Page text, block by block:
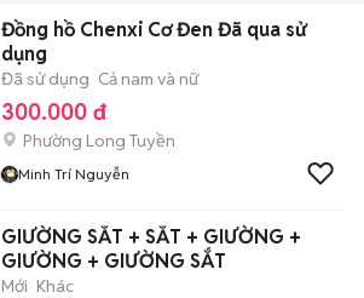
Đồng hồ Chenxi Cơ Đen Đã qua sử
dụng
Đã sử dụng Cả nam và nữ
300.000 đ
Phường Long Tuyền
Minh Trí Nguyễn
GIƯỜNG SẮT + SẮT + GIƯỜNG +
GIƯỜNG + GIƯỜNG SẮT
Mới Khác